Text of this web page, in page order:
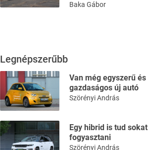
Baka Gábor
Legnépszerűbb
Van még egyszerű és
gazdaságos új autó
Szörényi András
Egy hibrid is tud sokat
fogyasztani
Szörényi András